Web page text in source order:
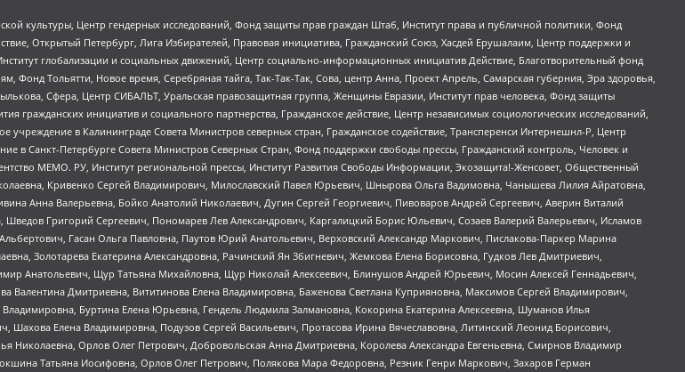
культуры, Центр гендерных исследований, Фонд защиты прав граждан Штаб, Институт права и публичной политики, Фонд
Открытый Петербург, Лига Избирателей, Правовая инициатива, Гражданский Союз, Хасдей Ерушалаим, Центр поддержки и
глобализации и социальных движений, Центр социально-информационных инициатив Действие, Благотворительный фонд
Тольятти, Новое время, Серебряная тайга, Так-Так-Так, Сова, центр Анна, Проект Апрель, Самарская губерния, Эра здоровья,
Сфера, Центр СИБАЛЬТ, Уральская правозащитная группа, Женщины Евразии, Институт прав человека, Фонд защиты
гражданских инициатив и социального партнерства, Гражданское действие, Центр независимых социологических исследований,
в Калининграде Совета Министров северных стран, Гражданское содействие, Трансперенси Интернешнл-Р, Центр
в Санкт-Петербурге Совета Министров Северных Стран, Фонд поддержки свободы прессы, Гражданский контроль, Человек и
МЕМО. РУ, Институт региональной прессы, Институт Развития Свободы Информации, Экозащита!-Женсовет, Общественный
Кривенко Сергей Владимирович, Милославский Павел Юрьевич, Шнырова Ольга Вадимовна, Чанышева Лилия Айратовна,
Анна Валерьевна, Бойко Анатолий Николаевич, Дугин Сергей Георгиевич, Пивоваров Андрей Сергеевич, Аверин Виталий
Григорий Сергеевич, Пономарев Лев Александрович, Каргалицкий Борис Юльевич, Созаев Валерий Валерьевич, Исламов
Гасан Ольга Павловна, Паутов Юрий Анатольевич, Верховский Александр Маркович, Пислакова-Паркер Марина
Золотарева Екатерина Александровна, Рачинский Ян Збигневич, Жемкова Елена Борисовна, Гудков Лев Дмитриевич,
Анатольевич, Щур Татьяна Михайловна, Щур Николай Алексеевич, Блинушов Андрей Юрьевич, Мосин Алексей Геннадьевич,
Дмитриевна, Вититинова Елена Владимировна, Баженова Светлана Куприяновна, Максимов Сергей Владимирович,
Буртина Елена Юрьевна, Гендель Людмила Залмановна, Кокорина Екатерина Алексеевна, Шуманов Илья
Елена Владимировна, Подузов Сергей Васильевич, Протасова Ирина Вячеславовна, Литинский Леонид Борисович,
Орлов Олег Петрович, Добровольская Анна Дмитриевна, Королева Александра Евгеньевна, Смирнов Владимир
Татьяна Иосифовна, Орлов Олег Петрович, Полякова Мара Федоровна, Резник Генри Маркович, Захаров Герман